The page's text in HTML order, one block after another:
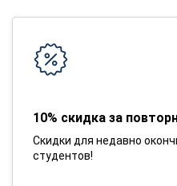
10% скидка за
Скидки для недавно
студентов!